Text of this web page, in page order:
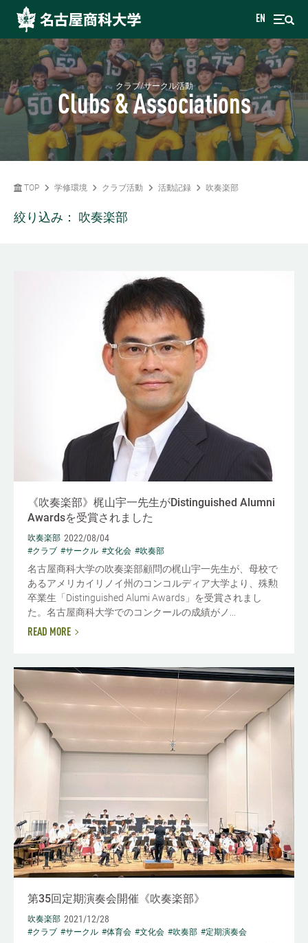
EN
クラブ/サークル活動
Clubs & Associations
TOP 学修環境 クラブ活動 活動記録 吹奏楽部
絞り込み： 吹奏楽部
《吹奏楽部》梶山宇一先生がDistinguished Alumni
Awardsを受賞されました
吹奏楽部 2022/08/04
#クラブ #サークル #文化会 #吹奏部
名古屋商科大学の吹奏楽部顧問の梶山宇一先生が、母校で
あるアメリカイリノイ州のコンコルディア大学より、殊勲
卒業生「Distinguished Alumi Awards」を受賞されまし
た。名古屋商科大学でのコンクールの成績がノ...
READ MORE
第35回定期演奏会開催《吹奏楽部》
吹奏楽部 2021/12/28
#クラブ #サークル #体育会 #文化会 #吹奏部 #定期演奏会